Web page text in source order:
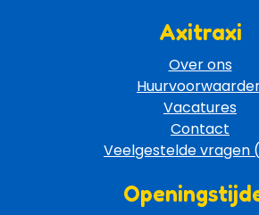
Axitraxi
Over ons
Vacatures
Contact
Veelgestelde vragen